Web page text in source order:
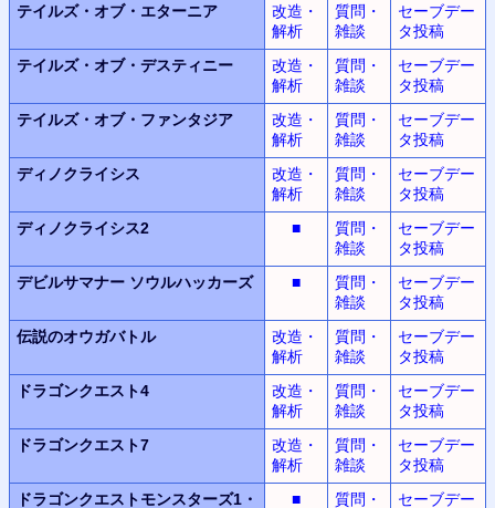
テイルズ・オブ・エターニア
改造・
解析
質問・
雑談
セーブデー
タ投稿
テイルズ・オブ・デスティニー
改造・
解析
質問・
雑談
セーブデー
タ投稿
テイルズ・オブ・ファンタジア
改造・
解析
質問・
雑談
セーブデー
タ投稿
ディノクライシス
改造・
解析
質問・
雑談
セーブデー
タ投稿
ディノクライシス2
■
質問・
雑談
セーブデー
タ投稿
デビルサマナー ソウルハッカーズ ■
質問・
雑談
セーブデー
タ投稿
伝説のオウガバトル
改造・
解析
質問・
雑談
セーブデー
タ投稿
ドラゴンクエスト4
改造・
解析
質問・
雑談
セーブデー
タ投稿
ドラゴンクエスト7
改造・
解析
質問・
雑談
セーブデー
タ投稿
ドラゴンクエストモンスターズ1・
■ 質問・ セーブデー